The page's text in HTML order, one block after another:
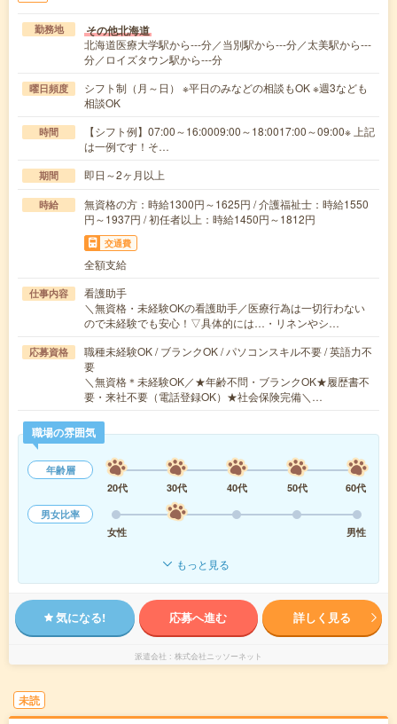
勤務地 その他北海道
北海道医療大学駅から---分／当別駅から---分／太美駅から---
分／ロイズタウン駅から---分
曜日頻度
シフト制（月～日） ※平日のみなどの相談もOK ※週3なども
相談OK
時間
【シフト例】07:00～16:0009:00～18:0017:00～09:00※ 上記
は一例です！そ…
期間 即日～2ヶ月以上
時給
無資格の方：時給1300円～1625円 / 介護福祉士：時給1550
円～1937円 / 初任者以上：時給1450円～1812円
交通費
全額支給
仕事内容
看護助手
＼無資格・未経験OKの看護助手／医療行為は一切行わない
ので未経験でも安心！▽具体的には…・リネンやシ…
応募資格
職種未経験OK / ブランクOK / パソコンスキル不要 / 英語力不
要
＼無資格＊未経験OK／★年齢不問・ブランクOK★履歴書不
要・来社不要（電話登録OK）★社会保険完備＼…
職場の雰囲気
年齢層
20代
30代 40代 50代
60代
男女比率
女性
男性
もっと見る
気になる! 応募へ進む 詳しく見る
派遣会社 株式会社ニッソーネット
未読